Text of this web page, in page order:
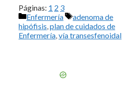
Páginas: 1 2 3
Categorías
Enfermería Etiquetas
adenoma de
hipófisis,plan de cuidados de
Enfermería,vía transesfenoidal